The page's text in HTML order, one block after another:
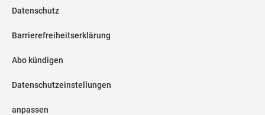
Datenschutz
Barrierefreiheitserklärung
Abo kündigen
Datenschutzeinstellungen
anpassen